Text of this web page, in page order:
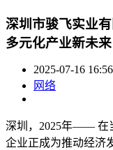
深圳市骏飞实业
多元化产业新未来
2025-07-16 16:56
网络
深圳，2025年—— 在
企业正成为推动经济